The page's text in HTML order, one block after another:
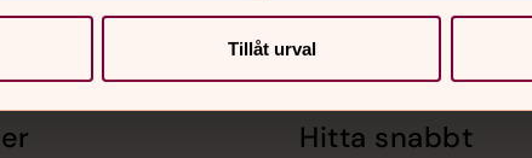
Tillåt urval
Hitta snabbt